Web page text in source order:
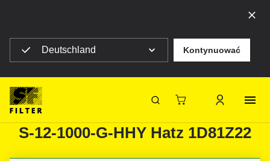
Deutschland Kontynuować
SF-Filter
Filtry do STRASSMAYR S-Serie
S-12-1000-G-HHY Hatz 1D81Z22